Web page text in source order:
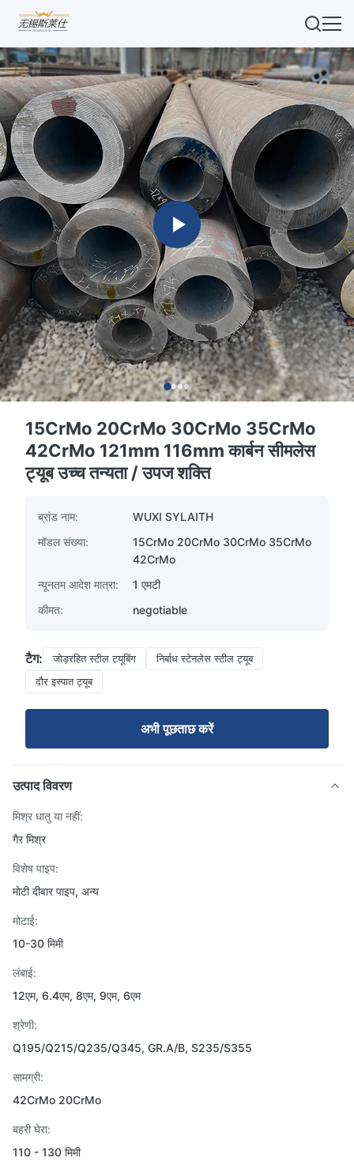
15CrMo 20CrMo 30CrMo 35CrMo
42CrMo 121mm 116mm कार्बन सीमलेस
ट्यूब उच्च तन्यता / उपज शक्ति
ब्रांड नाम:
WUXI SYLAITH
मॉडल संख्या:
15CrMo 20CrMo 30CrMo 35CrMo
42CrMo
न्यूनतम आदेश मात्रा:
1 एमटी
कीमत:
negotiable
टैग: जोड़रहित स्टील टयूबिंग
निर्बाध स्टेनलेस स्टील ट्यूब
दौर इस्पात ट्यूब
अभी पूछताछ करें
उत्पाद विवरण
मिश्र धातु या नहीं:
गैर मिश्र
विशेष पाइप:
मोटी दीवार पाइप, अन्य
मोटाई:
10-30 मिमी
लंबाई:
12एम, 6.4एम, 8एम, 9एम, 6एम
श्रेणी:
Q195/Q215/Q235/Q345, GR.A/B, S235/S355
सामग्री:
42CrMo 20CrMo
बहरी घेरा:
110 - 130 मिमी